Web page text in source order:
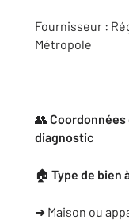
Fournisseur :
Métropole
👥 Coordonnées
diagnostic
🏠 Type de bien
➜ Maison ou